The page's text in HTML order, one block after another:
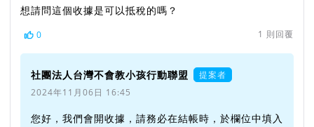
想請問這個收據是可以抵稅的嗎？
0 1 則回覆
社團法人台灣不會教小孩行動聯盟
提案者
2024年11月06日 16:45
您好，我們會開收據，請務必在結帳時，於欄位中填入